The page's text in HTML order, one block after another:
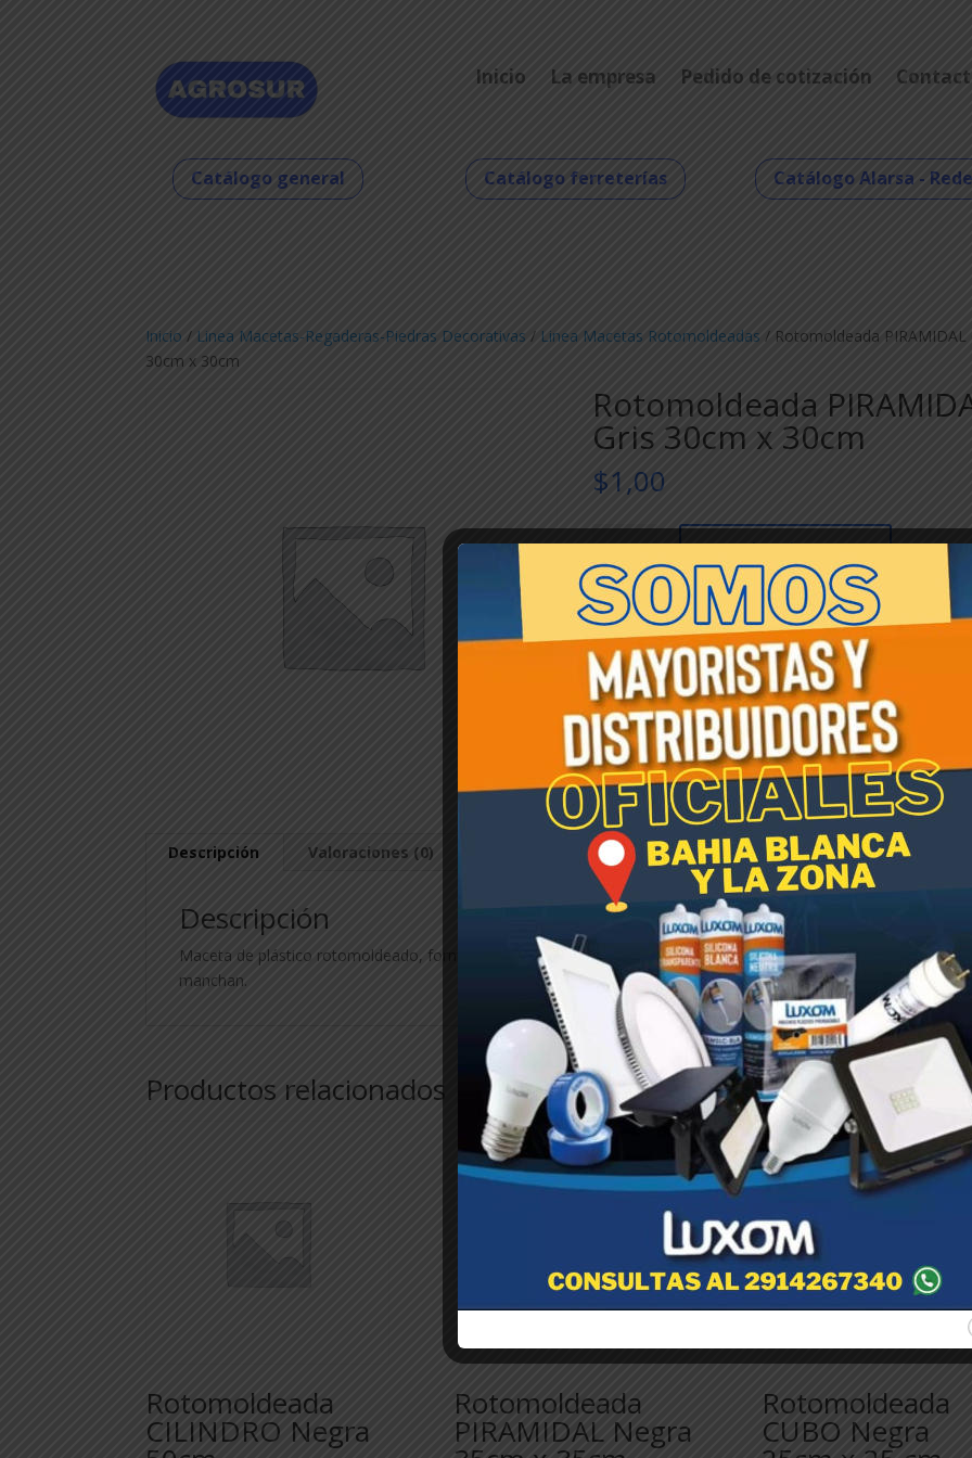
Inicio La empresa Pedido de cotización
Catálogo general Catálogo ferreterías Catálogo Alarsa -
Inicio / Linea Macetas-Regaderas-Piedras Decorativas / Linea Macetas Rotomoldeadas / Rotomoldeada PIRAMIDAL
30cm x 30cm
Rotomoldeada
Gris 30cm x 30cm
$1,00
Rotomoldeada
PIRAMIDAL
Gris
30cm
x
30cm
cantidad
Añadir al carrito
SKU: 005237 Categoría:Linea Macetas
Etiqueta:Macetas rotomoldeadas
Descripción Valoraciones (0)
Descripción
Maceta de plástico rotomoldeado, forma piamidal. Livianas, fácil de transportar, resisten rayos UV, no se
manchan.
Productos relacionados
Rotomoldeada
CILINDRO Negra
Rotomoldeada
PIRAMIDAL Negra
Rotomoldeada
CUBO Negra